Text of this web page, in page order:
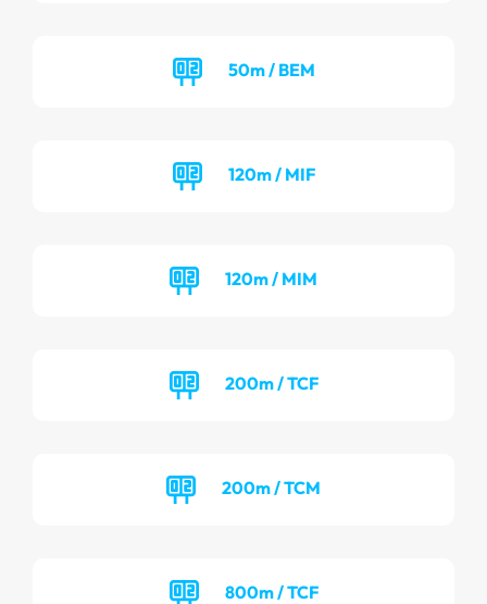
50m / BEM
120m / MIF
120m / MIM
200m / TCF
200m / TCM
800m / TCF